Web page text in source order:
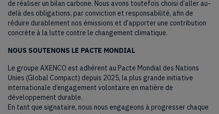
de réaliser un bilan carbone. Nous avons toutefois choisi d’aller au-
delà des obligations, par conviction et responsabilité, afin de
réduire durablement nos émissions et d’apporter une contribution
concrète à la lutte contre le changement climatique.
NOUS SOUTENONS LE PACTE MONDIAL
Le groupe AXENCO est adhérent au Pacte Mondial des Nations
Unies (Global Compact) depuis 2025, la plus grande initiative
internationale d’engagement volontaire en matière de
développement durable.
En tant que signataire, nous nous engageons à progresser chaque